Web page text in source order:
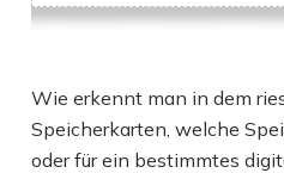
Wie erkennt man in dem
Speicherkarten, welche
oder für ein bestimmtes